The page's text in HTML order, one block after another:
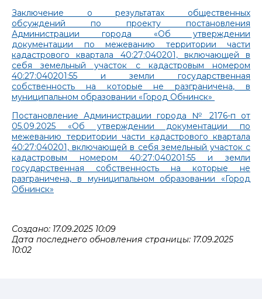
Заключение о результатах общественных
обсуждений по проекту постановления
Администрации города «Об утверждении
документации по межеванию территории части
кадастрового квартала 40:27:040201, включающей в
себя земельный участок с кадастровым номером
40:27:040201:55 и земли государственная
собственность на которые не разграничена, в
муниципальном образовании «Город Обнинск»
Постановление Администрации города № 2176-п от
05.09.2025 «Об утверждении документации по
межеванию территории части кадастрового квартала
40:27:040201, включающей в себя земельный участок с
кадастровым номером 40:27:040201:55 и земли
государственная собственность на которые не
разграничена, в муниципальном образовании «Город
Обнинск»
Создано: 17.09.2025 10:09
Дата последнего обновления страницы: 17.09.2025
10:02